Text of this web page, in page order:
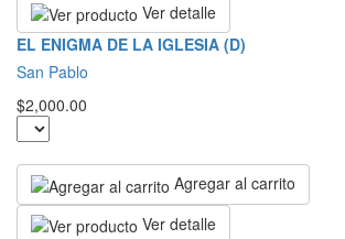
Ver detalle
EL ENIGMA DE LA IGLESIA (D)
San Pablo
$2,000.00
Agregar al carrito
Ver detalle